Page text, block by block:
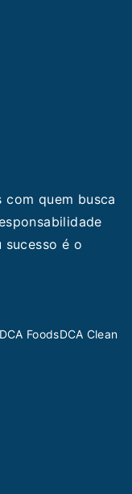
quem busca
sucesso é o
FoodsDCA Clean